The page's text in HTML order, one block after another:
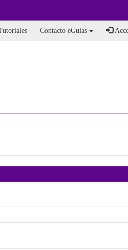
Contacto eGuias